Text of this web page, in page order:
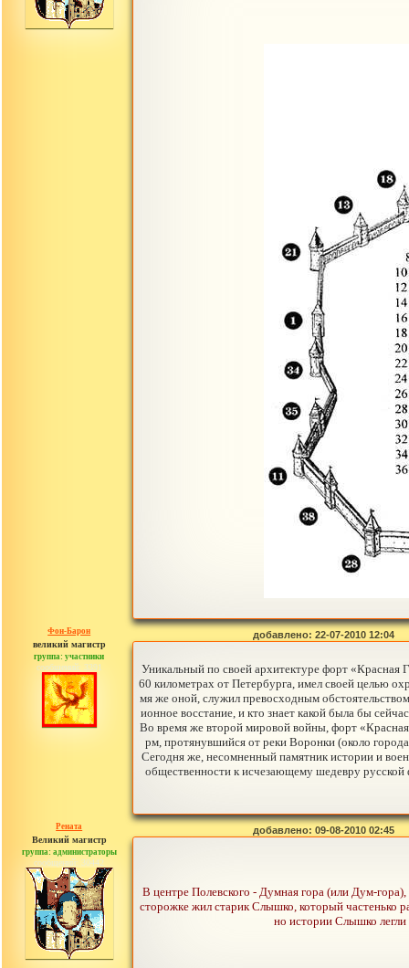
Фон-Барон
великий магистр
группа: участники
сообщений: 3391
добавлено: 22-07-2010 12:04
Уникальный по своей архитектуре форт
60 километрах от Петербурга, имел своей целью
мя же оной, служил превосходным
ионное восстание, и кто знает какой была бы
Во время же второй мировой войны, форт «Красная
рм, протянувшийся от реки Воронки (около
Сегодня же, несомненный памятник истории и
общественности к исчезающему шедевру
Рената
Великий магистр
группа: администраторы
сообщений: 30442
добавлено: 09-08-2010 02:45
В центре Полевского - Думная гора (или Дум-
сторожке жил старик Слышко, который частенько
но истории Слышко